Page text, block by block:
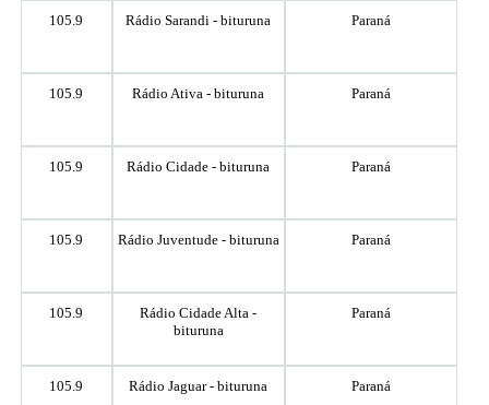
105.9 Rádio Sarandi - bituruna Paraná
105.9 Rádio Ativa - bituruna Paraná
105.9 Rádio Cidade - bituruna Paraná
105.9 Rádio Juventude - bituruna Paraná
105.9
Rádio Cidade Alta -
bituruna
Paraná
105.9 Rádio Jaguar - bituruna Paraná